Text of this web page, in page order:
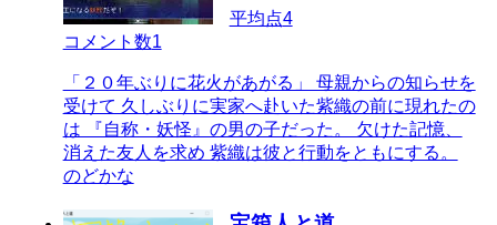
平均点4
コメント数1
「２０年ぶりに花火があがる」 母親からの知らせを
受けて 久しぶりに実家へ赴いた紫織の前に現れたの
は 『自称・妖怪』の男の子だった。 欠けた記憶、
消えた友人を求め 紫織は彼と行動をともにする。
のどかな